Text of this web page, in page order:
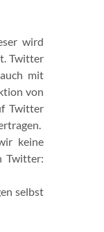
wird
Twitter
mit
von
Twitter
keine
Twitter:
selbst